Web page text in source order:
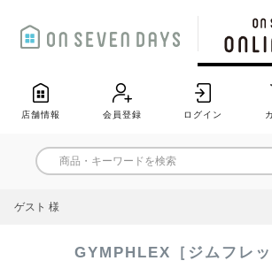
店舗情報 会員登録 ログイン
ゲスト 様
GYMPHLEX［ジムフレッ